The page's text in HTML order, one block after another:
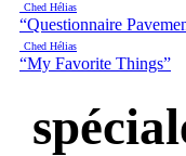
Ched Hélias
“Questionnaire
Ched Hélias
“My Favorite Things”